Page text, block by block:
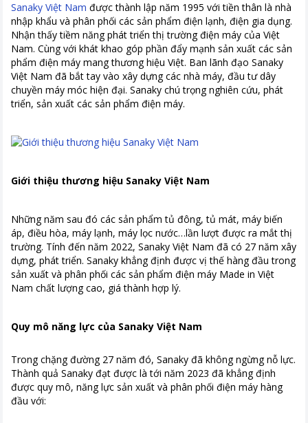
Sanaky Việt Nam được thành lập năm 1995 với tiền thân là nhà
nhập khẩu và phân phối các sản phẩm điện lạnh, điện gia dụng.
Nhận thấy tiềm năng phát triển thị trường điện máy của Việt
Nam. Cùng với khát khao góp phần đẩy mạnh sản xuất các sản
phẩm điện máy mang thương hiệu Việt. Ban lãnh đạo Sanaky
Việt Nam đã bắt tay vào xây dựng các nhà máy, đầu tư dây
chuyền máy móc hiện đại. Sanaky chú trọng nghiên cứu, phát
triển, sản xuất các sản phẩm điện máy.
Giới thiệu thương hiệu Sanaky Việt Nam
Những năm sau đó các sản phẩm tủ đông, tủ mát, máy biến
áp, điều hòa, máy lạnh, máy lọc nước…lần lượt được ra mắt thị
trường. Tính đến năm 2022, Sanaky Việt Nam đã có 27 năm xây
dựng, phát triển. Sanaky khẳng định được vị thế hàng đầu trong
sản xuất và phân phối các sản phẩm điện máy Made in Việt
Nam chất lượng cao, giá thành hợp lý.
Quy mô năng lực của Sanaky Việt Nam
Trong chặng đường 27 năm đó, Sanaky đã không ngừng nỗ lực.
Thành quả Sanaky đạt được là tới năm 2023 đã khẳng định
được quy mô, năng lực sản xuất và phân phối điện máy hàng
đầu với: